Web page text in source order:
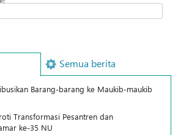
Semua berita
Barang-barang ke Maukib-maukib
Transformasi Pesantren dan
ke-35 NU